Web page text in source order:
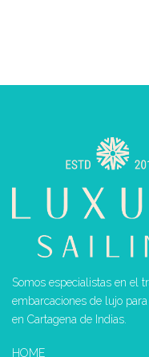
Somos especialistas en el
embarcaciones de lujo
en Cartagena de Indias.
HOME